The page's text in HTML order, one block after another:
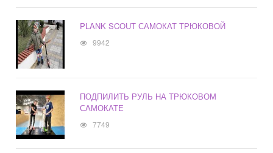
PLANK SCOUT САМОКАТ ТРЮКОВОЙ
9942
ПОДПИЛИТЬ РУЛЬ НА ТРЮКОВОМ
САМОКАТЕ
7749